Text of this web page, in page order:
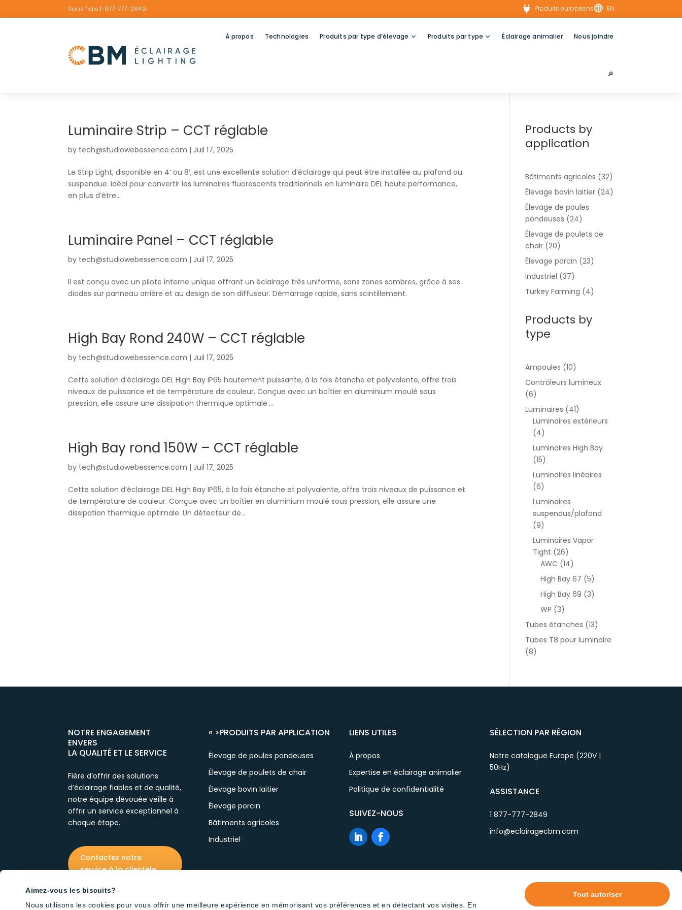
Aimez-vous les biscuits?
Nous utilisons les cookies pour vous offrir une meilleure expérience en mémorisant vos préférences et en détectant vos visites. En
Tout autoriser
Sans frais 1-877-777-2849  Produits européens EN
À propos Technologies Produits par type d’élevage Produits par type Éclairage animalier Nous joindre
🔎︎
Luminaire Strip – CCT réglable
by tech@studiowebessence.com | Juil 17, 2025
Le Strip Light, disponible en 4′ ou 8′, est une excellente solution d’éclairage qui peut être installée au plafond ou
suspendue. Idéal pour convertir les luminaires fluorescents traditionnels en luminaire DEL haute performance,
en plus d’être...
Luminaire Panel – CCT réglable
by tech@studiowebessence.com | Juil 17, 2025
Il est conçu avec un pilote interne unique offrant un éclairage très uniforme, sans zones sombres, grâce à ses
diodes sur panneau arrière et au design de son diffuseur. Démarrage rapide, sans scintillement.
High Bay Rond 240W – CCT réglable
by tech@studiowebessence.com | Juil 17, 2025
Cette solution d’éclairage DEL High Bay IP65 hautement puissante, à la fois étanche et polyvalente, offre trois
niveaux de puissance et de température de couleur. Conçue avec un boîtier en aluminium moulé sous
pression, elle assure une dissipation thermique optimale....
High Bay rond 150W – CCT réglable
by tech@studiowebessence.com | Juil 17, 2025
Cette solution d’éclairage DEL High Bay IP65, à la fois étanche et polyvalente, offre trois niveaux de puissance et
de température de couleur. Conçue avec un boîtier en aluminium moulé sous pression, elle assure une
dissipation thermique optimale. Un détecteur de...
Products by
application
Bâtiments agricoles (32)
Élevage bovin laitier (24)
Élevage de poules
pondeuses (24)
Élevage de poulets de
chair (20)
Élevage porcin (23)
Industriel (37)
Turkey Farming (4)
Products by
type
Ampoules (10)
Contrôleurs lumineux
(6)
Luminaires (41)
Luminaires extérieurs
(4)
Luminaires High Bay
(15)
Luminaires linéaires
(6)
Luminaires
suspendus/plafond
(9)
Luminaires Vapor
Tight (26)
AWC (14)
High Bay 67 (5)
High Bay 69 (3)
WP (3)
Tubes étanches (13)
Tubes T8 pour luminaire
(8)
NOTRE ENGAGEMENT
ENVERS
LA QUALITÉ ET LE SERVICE
Fière d’offrir des solutions
d’éclairage fiables et de qualité,
notre équipe dévouée veille à
offrir un service exceptionnel à
chaque étape.
Contactez notre
service à la clientèle
« >PRODUITS PAR APPLICATION
Élevage de poules pondeuses
Élevage de poulets de chair
Élevage bovin laitier
Élevage porcin
Bâtiments agricoles
Industriel
LIENS UTILES
À propos
Expertise en éclairage animalier
Politique de confidentialité
SUIVEZ-NOUS
SÉLECTION PAR RÉGION
Notre catalogue Europe (220V |
50Hz)
ASSISTANCE
1 877-777-2849
info@eclairagecbm.com